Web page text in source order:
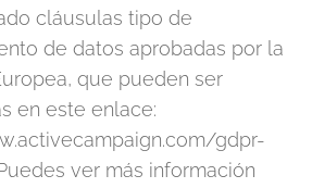
cláusulas tipo de
de datos aprobadas por la
que pueden ser
en este enlace:
gdpr-
ver más información